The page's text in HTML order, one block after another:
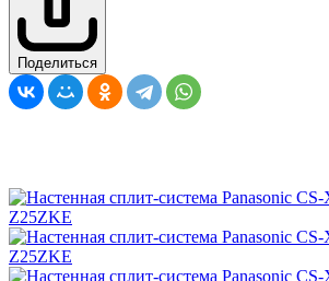
Поделиться